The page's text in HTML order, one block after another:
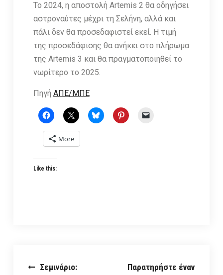
Το 2024, η αποστολή Artemis 2 θα οδηγήσει
αστροναύτες μέχρι τη Σελήνη, αλλά και
πάλι δεν θα προσεδαφιστεί εκεί. Η τιμή
της προσεδάφισης θα ανήκει στο πλήρωμα
της Artemis 3 και θα πραγματοποιηθεί το
νωρίτερο το 2025.
Πηγή ΑΠΕ/ΜΠΕ
More
Like this:
PostΣεμινάριο: Παρατηρήστε έναν